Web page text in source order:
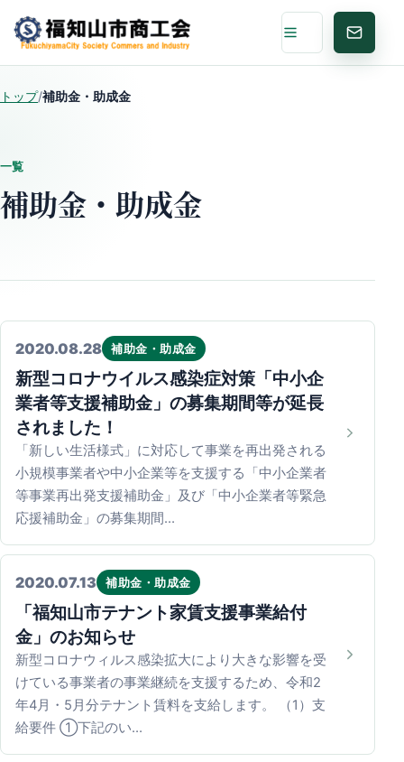
メニュー お問い
トップ/補助金・助成金
一覧
補助金・助成金
2020.08.28 補助金・助成金
新型コロナウイルス感染症対策「中小企
業者等支援補助金」の募集期間等が延長
されました！
「新しい生活様式」に対応して事業を再出発される
小規模事業者や中小企業等を支援する「中小企業者
等事業再出発支援補助金」及び「中小企業者等緊急
応援補助金」の募集期間…
2020.07.13 補助金・助成金
「福知山市テナント家賃支援事業給付
金」のお知らせ
新型コロナウィルス感染拡大により大きな影響を受
けている事業者の事業継続を支援するため、令和2
年4月・5月分テナント賃料を支給します。 （1）支
給要件 ①下記のい…